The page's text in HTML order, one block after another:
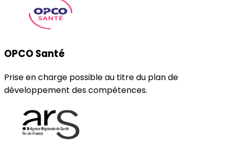
OPCO Santé
Prise en charge possible au titre du plan de
développement des compétences.